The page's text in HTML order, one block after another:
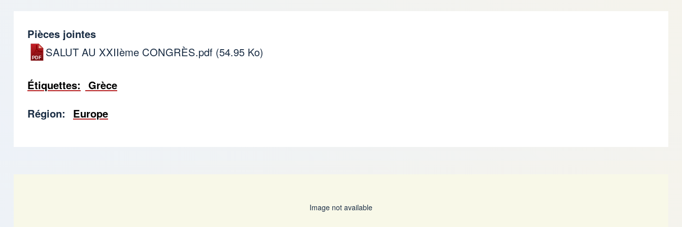
Pièces jointes
SALUT AU XXIIème CONGRÈS.pdf (54.95 Ko)
Étiquettes
Grèce
Région
Europe
Image not available